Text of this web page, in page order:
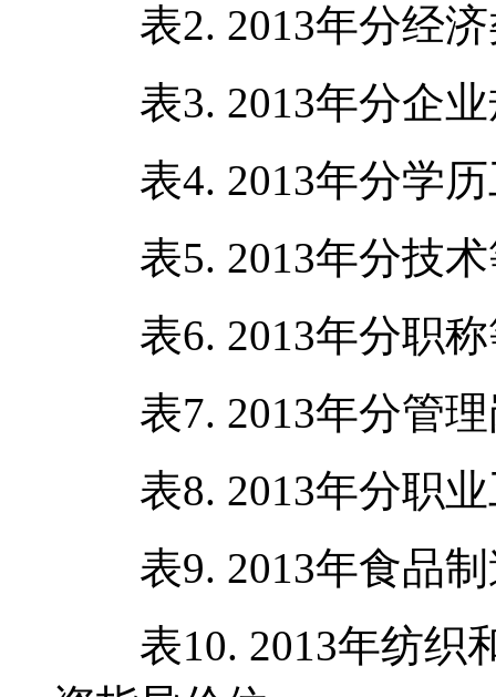
表2. 2013年分经济
表3. 2013年分企业
表4. 2013年分学历
表5. 2013年分技术
表6. 2013年分职称
表7. 2013年分管理
表8. 2013年分职业
表9. 2013年食品制
表10. 2013年纺织